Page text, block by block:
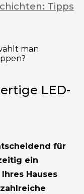
Tipps
man
LED-
für
ein
Hauses